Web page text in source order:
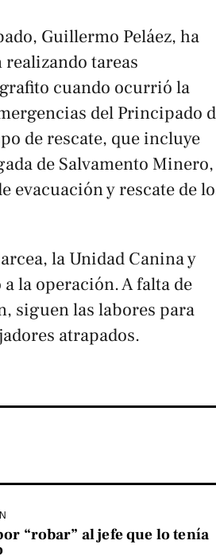
Guillermo Peláez, ha
tareas
cuando ocurrió la
del Principado
de rescate, que incluye
de Salvamento Minero,
evacuación y rescate de
la Unidad Canina y
la operación. A falta de
siguen las labores para
atrapados.
“robar” al jefe que lo tenía